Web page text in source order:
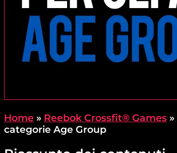
Home » Reebok Crossfit® Games »
categorie Age Group